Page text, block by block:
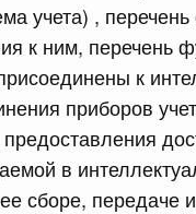
учета) ,
к ним, перечень
к
приборов
в
сборе, передаче
от 29 июня 2021 г.
г. № 920